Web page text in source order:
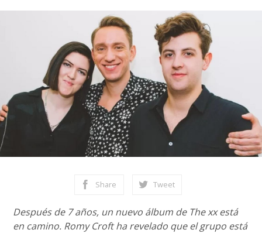
Share Tweet
Después de 7 años, un nuevo álbum de The xx está
en camino. Romy Croft ha revelado que el grupo está